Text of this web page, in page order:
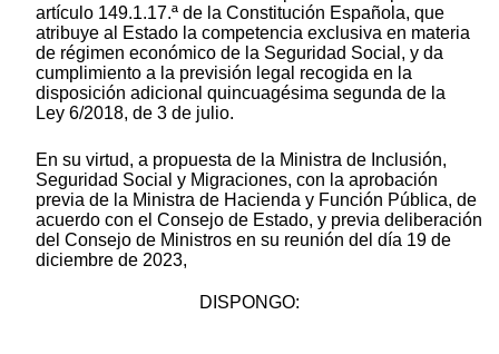
artículo 149.1.17.ª de la Constitución Española, que
atribuye al Estado la competencia exclusiva en materia
de régimen económico de la Seguridad Social, y da
cumplimiento a la previsión legal recogida en la
disposición adicional quincuagésima segunda de la
Ley 6/2018, de 3 de julio.
En su virtud, a propuesta de la Ministra de Inclusión,
Seguridad Social y Migraciones, con la aprobación
previa de la Ministra de Hacienda y Función Pública, de
acuerdo con el Consejo de Estado, y previa deliberación
del Consejo de Ministros en su reunión del día 19 de
diciembre de 2023,
DISPONGO: